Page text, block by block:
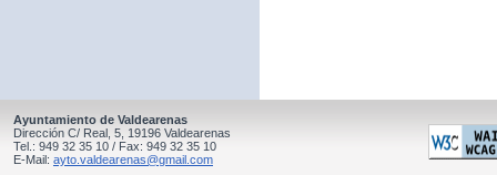
Ayuntamiento de Valdearenas
Dirección C/ Real, 5, 19196 Valdearenas
Tel.: 949 32 35 10 / Fax: 949 32 35 10
E-Mail: ayto.valdearenas@gmail.com